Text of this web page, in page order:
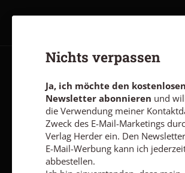
Vertrag widerrufen Abo
Nichts verpassen
Ja, ich möchte den
Newsletter abonnieren und
die Verwendung meiner
Zweck des E-Mail-Marketings
Verlag Herder ein. Den
E-Mail-Werbung kann ich
abbestellen.